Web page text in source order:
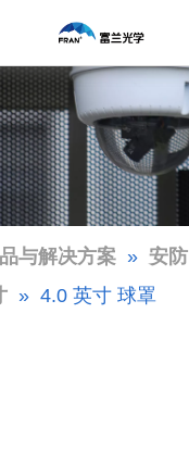
与解决方案 » 安防
» 4.0 英寸 球罩